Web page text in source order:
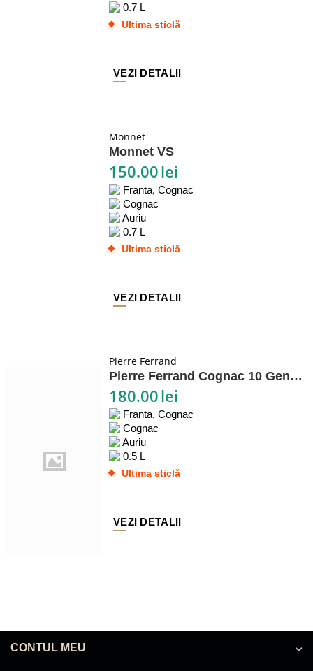
0.7 L
Ultima sticlă
VEZI DETALII
Monnet
Monnet VS
150.00lei
Franta, Cognac
Cognac
Auriu
0.7 L
Ultima sticlă
VEZI DETALII
Pierre Ferrand
Pierre Ferrand Cognac 10 Generations
180.00lei
Franta, Cognac
Cognac
Auriu
0.5 L
Ultima sticlă
VEZI DETALII
CONTUL MEU